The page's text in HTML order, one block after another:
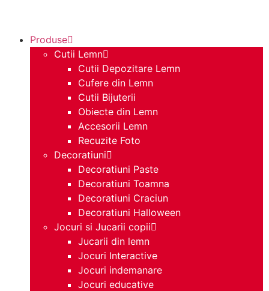
Produse
Cutii Lemn
Cutii Depozitare Lemn
Cufere din Lemn
Cutii Bijuterii
Obiecte din Lemn
Accesorii Lemn
Recuzite Foto
Decoratiuni
Decoratiuni Paste
Decoratiuni Toamna
Decoratiuni Craciun
Decoratiuni Halloween
Jocuri si Jucarii copii
Jucarii din lemn
Jocuri Interactive
Jocuri indemanare
Jocuri educative